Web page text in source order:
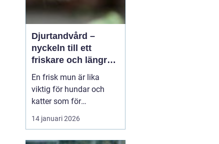
Djurtandvård –
nyckeln till ett
friskare och längre
liv för hund och katt
En frisk mun är lika
viktig för hundar och
katter som för
människor. Ändå
hamnar tänderna ofta
14 januari 2026